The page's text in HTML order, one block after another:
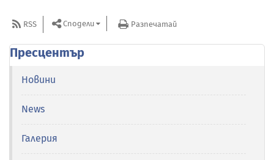
RSS Сподели Разпечатай
Пресцентър
Новини
News
Галерия